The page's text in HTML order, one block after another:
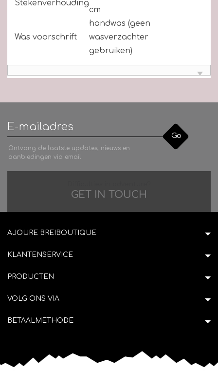
Stekenverhouding
cm
Was voorschrift
handwas (geen
wasverzachter
gebruiken)
Go
Ontvang de laatste updates, nieuws en
aanbiedingen via email
GET IN TOUCH
AJOURE BREIBOUTIQUE
KLANTENSERVICE
PRODUCTEN
VOLG ONS VIA
BETAALMETHODE